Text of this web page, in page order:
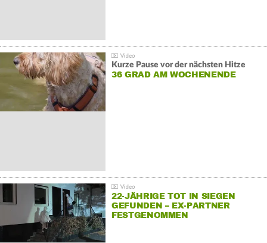
Kurze Pause vor der nächsten Hitze
36 GRAD AM WOCHENENDE
22-JÄHRIGE TOT IN SIEGEN
GEFUNDEN – EX-PARTNER
FESTGENOMMEN